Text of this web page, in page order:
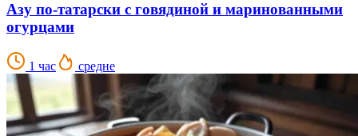
Азу по-татарски с говядиной и маринованными
огурцами
1 час средне